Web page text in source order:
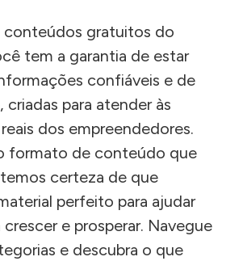
conteúdos gratuitos do
tem a garantia de estar
confiáveis e de
criadas para atender às
dos empreendedores.
formato de conteúdo que
certeza de que
perfeito para ajudar
e prosperar. Navegue
e descubra o que